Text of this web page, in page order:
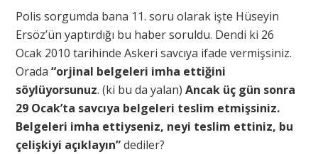
Polis sorgumda bana 11. soru olarak işte Hüseyin
Ersöz’ün yaptırdığı bu haber soruldu. Dendi ki 26
Ocak 2010 tarihinde Askeri savcıya ifade vermişsiniz.
Orada “orjinal belgeleri imha ettiğini
söylüyorsunuz. (ki bu da yalan) Ancak üç gün sonra
29 Ocak’ta savcıya belgeleri teslim etmişsiniz.
Belgeleri imha ettiyseniz, neyi teslim ettiniz, bu
çelişkiyi açıklayın”dediler?